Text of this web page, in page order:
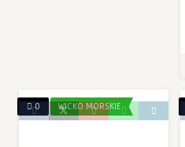
0 WICKO MORSKIE